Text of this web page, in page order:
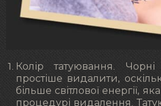
Колір татуювання.
простіше видалити,
більше світлової енергії,
процедурі видалення.